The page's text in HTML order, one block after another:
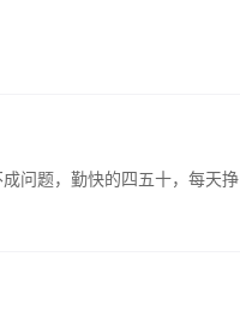
问题，勤快的四五十，每天挣